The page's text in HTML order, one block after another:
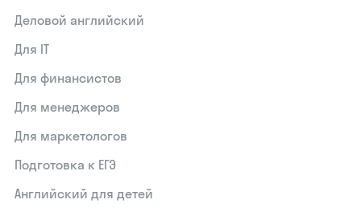
Деловой английский
Для IT
Для финансистов
Для менеджеров
Для маркетологов
Подготовка к ЕГЭ
Английский для детей